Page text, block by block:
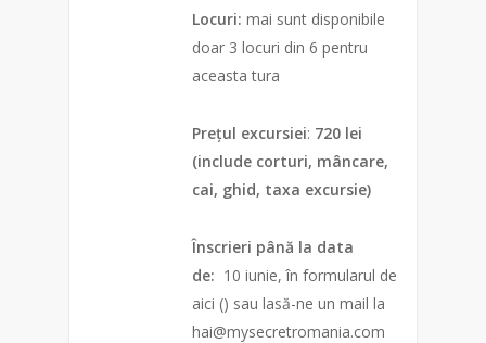
Locuri: mai sunt disponibile
doar 3 locuri din 6 pentru
aceasta tura
Prețul excursiei: 720 lei
(include corturi, mâncare,
cai, ghid, taxa excursie)
Înscrieri până la data
de: 10 iunie, în formularul de
aici () sau lasă-ne un mail la
hai@mysecretromania.com